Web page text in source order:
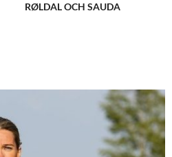
RØLDAL OCH SAUDA